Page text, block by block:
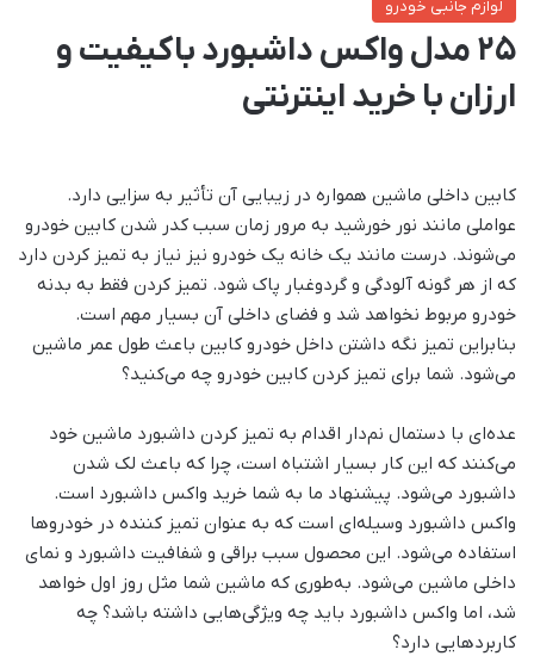
لوازم جانبی خودرو
25 مدل واکس داشبورد باکیفیت و
ارزان با خرید اینترنتی
کابین داخلی ماشین همواره در زیبایی آن تأثیر به سزایی دارد.
عواملی مانند نور خورشید به مرور زمان سبب کدر شدن کابین خودرو
می‌شوند. درست مانند یک خانه یک خودرو نیز نیاز به تمیز کردن دارد
که از هر گونه آلودگی و گردوغبار پاک شود. تمیز کردن فقط به بدنه
خودرو مربوط نخواهد شد و فضای داخلی آن بسیار مهم است.
بنابراین تمیز نگه داشتن داخل خودرو کابین باعث طول عمر ماشین
می‌شود. شما برای تمیز کردن کابین خودرو چه می‌کنید؟
عده‌ای با دستمال نم‌دار اقدام به تمیز کردن داشبورد ماشین خود
می‌کنند که این کار بسیار اشتباه است، چرا که باعث لک شدن
داشبورد می‌شود. پیشنهاد ما به شما خرید واکس داشبورد است.
واکس داشبورد وسیله‌ای است که به عنوان تمیز کننده در خودروها
استفاده می‌شود. این محصول سبب براقی و شفافیت داشبورد و نمای
داخلی ماشین می‌شود. به‌طوری‌ که ماشین شما مثل روز اول خواهد
شد، اما واکس داشبورد باید چه ویژگی‌هایی داشته باشد؟ چه
کاربردهایی دارد؟